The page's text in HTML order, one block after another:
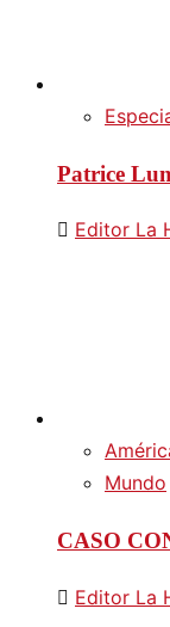
Patrice
Editor La
Mundo
CASO
Editor La